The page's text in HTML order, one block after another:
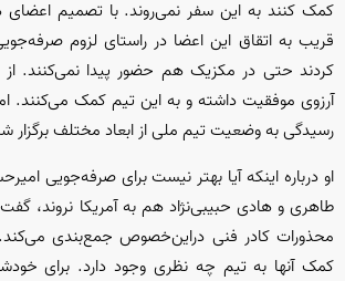
کمک کنند به این سفر نمی‌روند. با تصمیم
قریب به اتقاق این اعضا در راستای لزوم
کردند حتی در مکزیک هم حضور پیدا نمی‌کنند. از
آرزوی موفقیت داشته و به این تیم کمک می‌کنند.
رسیدگی به وضعیت تیم ملی از ابعاد مختلف برگزار
او درباره اینکه آیا بهتر نیست برای صرفه‌جویی
طاهری و هادی حبیبی‌نژاد هم به آمریکا نروند،
محذورات کادر فنی دراین‌خصوص جمع‌بندی می‌کند.
کمک آنها به تیم چه نظری وجود دارد. برای